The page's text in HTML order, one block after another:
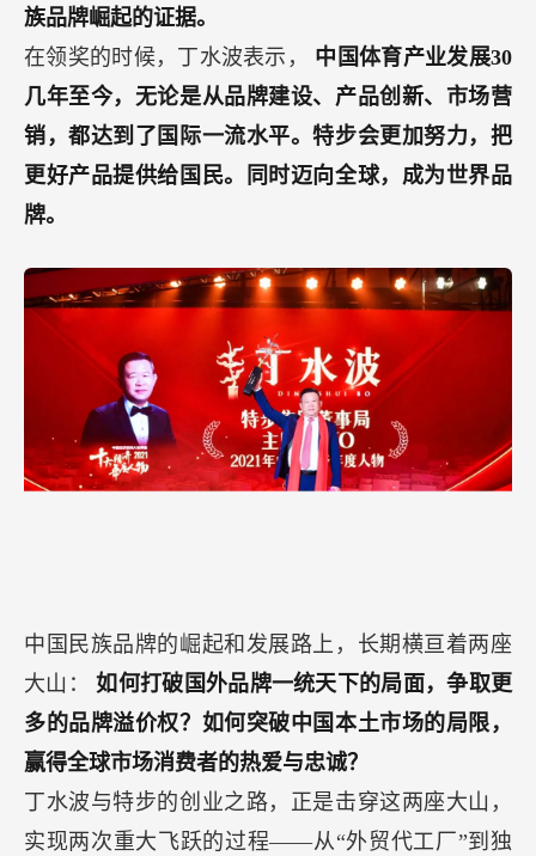
族品牌崛起的证据。
在领奖的时候，丁水波表示， 中国体育产业发展30
几年至今，无论是从品牌建设、产品创新、市场营
销，都达到了国际一流水平。特步会更加努力，把
更好产品提供给国民。同时迈向全球，成为世界品
牌。
中国民族品牌的崛起和发展路上，长期横亘着两座
大山：如何打破国外品牌一统天下的局面，争取更
多的品牌溢价权？如何突破中国本土市场的局限，
赢得全球市场消费者的热爱与忠诚？
丁水波与特步的创业之路，正是击穿这两座大山，
实现两次重大飞跃的过程——从“外贸代工厂”到独